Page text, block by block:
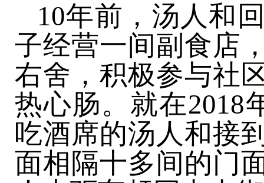
10年前，汤人和
子经营一间副食店
右舍，积极参与社
热心肠。就在2018
吃酒席的汤人和接
面相隔十多间的门